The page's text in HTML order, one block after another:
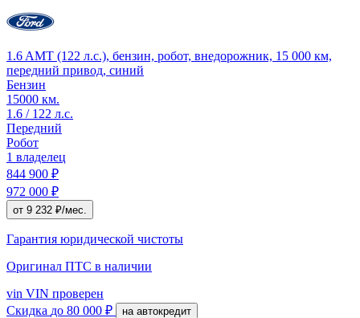
1.6 AMT (122 л.с.), бензин, робот, внедорожник, 15 000 км,
передний привод, синий
Бензин
15000 км.
1.6 / 122 л.с.
Передний
Робот
1 владелец
844 900 ₽
972 000 ₽
от 9 232 ₽/мес.
Гарантия юридической чистоты
Оригинал ПТС в наличии
vin VIN проверен
Скидка до 80 000 ₽ на автокредит